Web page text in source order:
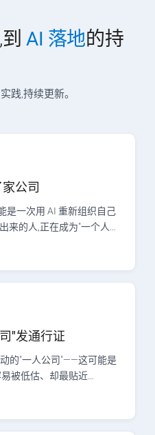
到AI 落地的持
践,持续更新。
公司
是一次用 AI 重新组织自己
来的人,正在成为"一个人…
"发通行证
的"一人公司"——这可能是
被低估、却最贴近…